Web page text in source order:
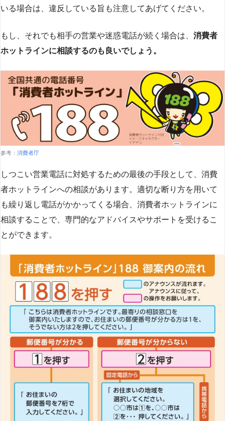
いる場合は、違反している旨も注意してあげてください。
もし、それでも相手の営業や迷惑電話が続く場合は、 消費者
ホットラインに相談するのも良いでしょう。
参考： 消費者庁
しつこい営業電話に対処するための最後の手段として、消費
者ホットラインへの相談があります。適切な断り方を用いて
も繰り返し電話がかかってくる場合、消費者ホットラインに
相談することで、専門的なアドバイスやサポートを受けるこ
とができます​​。